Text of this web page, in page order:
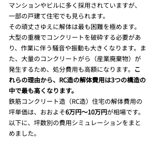
マンションやビルに多く採用されていますが、
一部の戸建て住宅でも見られます。
その頑丈さゆえに解体は最も困難を極めます。
大型の重機でコンクリートを破砕する必要があ
り、作業に伴う騒音や振動も大きくなります。ま
た、大量のコンクリートがら（産業廃棄物）が
発生するため、処分費用も高額になります。 こ
れらの理由から、RC造の解体費用は3つの構造の
中で最も高くなります。
鉄筋コンクリート造（RC造）住宅の解体費用の
坪単価は、おおよそ6万円～10万円が相場です。
以下に、坪数別の費用シミュレーションをまと
めました。